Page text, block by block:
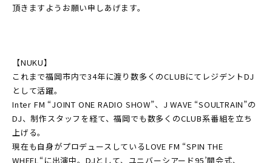
頂きますようお願い申しあげます。
【NUKU】
これまで福岡市内で34年に渡り数多くのCLUBにてレジデントDJ
として活躍。
Inter FM “JOINT ONE RADIO SHOW”、J WAVE “SOULTRAIN”の
DJ、制作スタッフを経て、福岡でも数多くのCLUB系番組を立ち
上げる。
現在も自身がプロデュースしているLOVE FM “SPIN THE
WHEEL“に出演中。DJとして、ユニバーシアード95’開会式、